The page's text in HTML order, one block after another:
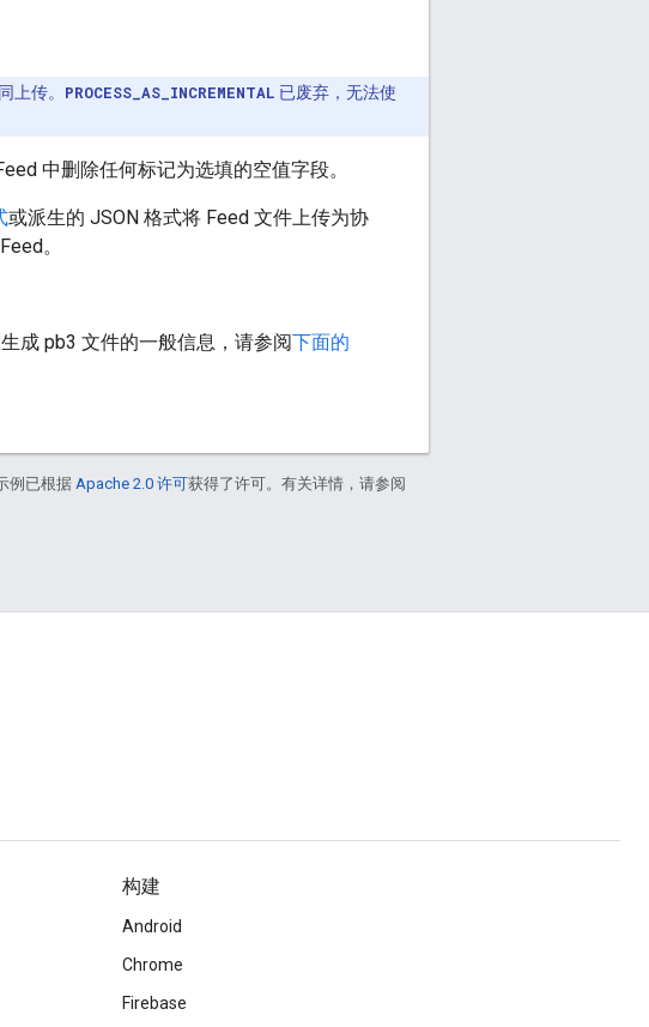
上传。 PROCESS_AS_INCREMENTAL 已废弃，无法使
中删除任何标记为选填的空值字段。
或派生的 JSON 格式将 Feed 文件上传为协
。
成 pb3 文件的一般信息，请参阅下面的
例已根据 Apache 2.0 许可获得了许可。有关详情，请参阅
构建
Android
Chrome
Firebase